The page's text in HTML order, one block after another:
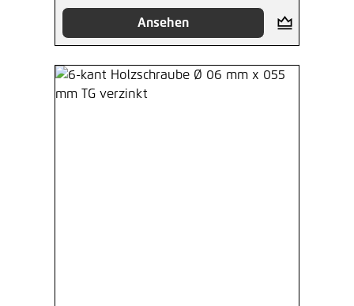
Ansehen